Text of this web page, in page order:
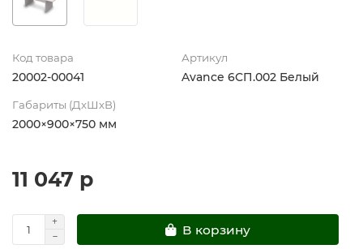
Код товара
20002-00041
Артикул
Avance 6СП.002 Белый
Габариты (ДхШхВ)
2000×900×750 мм
11 047 р
В корзину